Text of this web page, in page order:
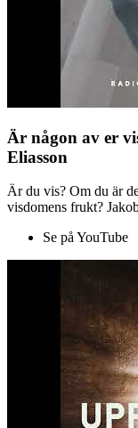
Är någon av er
Eliasson
Är du vis? Om du är
visdomens frukt?
Se på YouTube